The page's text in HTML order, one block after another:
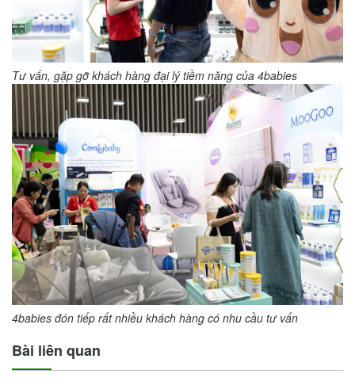
Tư vấn, gặp gỡ khách hàng đại lý tiềm năng của 4babies
4babies đón tiếp rất nhiều khách hàng có nhu cầu tư vấn
Bài liên quan